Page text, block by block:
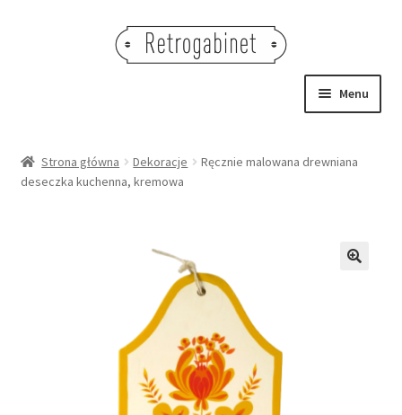
Menu
OBRAZY
Strona główna Dekoracje
Ręcznie malowana drewniana
deseczka kuchenna, kremowa